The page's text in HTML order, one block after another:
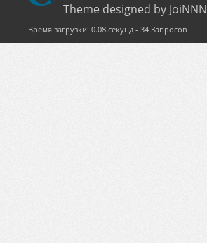
Theme designed by JoiNNN
Время загрузки: 0.08 секунд - 34 Запросов